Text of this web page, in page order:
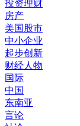
投资理财
房产
美国股市
中小企业
起步创新
财经人物
国际
中国
东南亚
言论